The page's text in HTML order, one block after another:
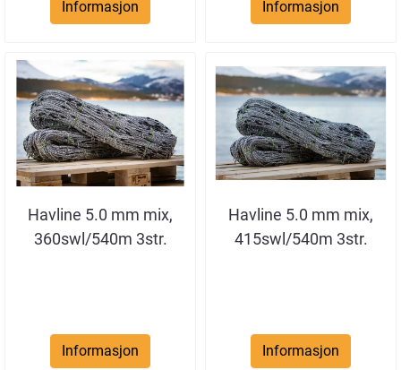
Informasjon Informasjon
Havline 5.0 mm mix,
360swl/540m 3str.
Informasjon
Havline 5.0 mm mix,
415swl/540m 3str.
Informasjon